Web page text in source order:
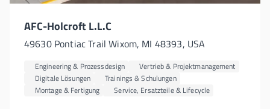
AFC-Holcroft L.L.C
49630 Pontiac Trail Wixom, MI 48393, USA
Engineering & Prozessdesign
Vertrieb & Projektmanagement
Digitale Lösungen
Trainings & Schulungen
Montage & Fertigung
Service, Ersatzteile & Lifecycle